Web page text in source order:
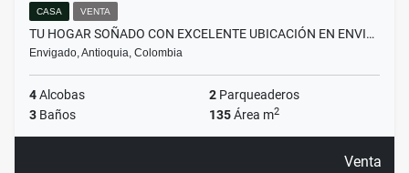
CASA VENTA
TU HOGAR SOÑADO CON EXCELENTE UBICACIÓN EN ENVI…
Envigado, Antioquia, Colombia
4Alcobas 2 Parqueaderos
3 Baños 135Área m2
Venta